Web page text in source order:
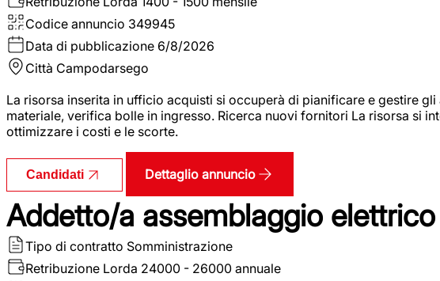
Codice annuncio 349945
Data di pubblicazione 6/8/2026
Città Campodarsego
La risorsa inserita in ufficio acquisti si occuperà di pianificare e gestire
materiale, verifica bolle in ingresso. Ricerca nuovi fornitori La risorsa si
ottimizzare i costi e le scorte.
Candidati Dettaglio annuncio
Addetto/a assemblaggio
Tipo di contratto Somministrazione
Retribuzione Lorda 24000 - 26000 annuale